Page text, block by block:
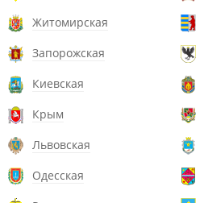
Житомирская
Запорожская
Киевская
Крым
Львовская
Одесская